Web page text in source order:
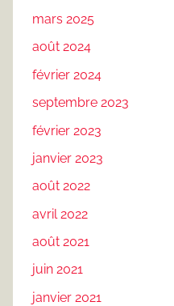
mars 2025
août 2024
février 2024
septembre 2023
février 2023
janvier 2023
août 2022
avril 2022
août 2021
juin 2021
janvier 2021